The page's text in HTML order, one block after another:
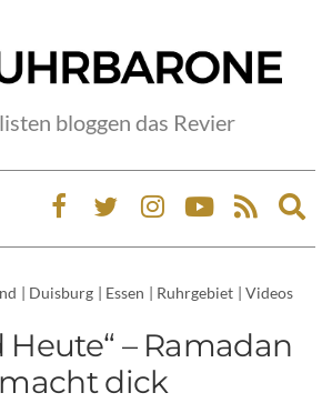
bloggen das Revier
| Duisburg | Essen | Ruhrgebiet | Videos
Heute“ – Ramadan
macht dick